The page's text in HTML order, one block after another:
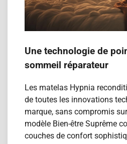
Une technologie de
sommeil réparateur
Les matelas Hypnia
de toutes les innovations
marque, sans compromis
modèle Bien-être Suprême
couches de confort